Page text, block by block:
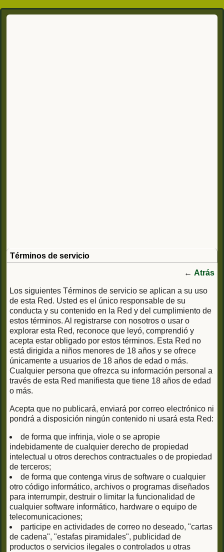
Términos de servicio
← Atrás
Los siguientes Términos de servicio se aplican a su uso
de esta Red. Usted es el único responsable de su
conducta y su contenido en la Red y del cumplimiento de
estos términos. Al registrarse con nosotros o usar o
explorar esta Red, reconoce que leyó, comprendió y
acepta estar obligado por estos términos. Esta Red no
está dirigida a niños menores de 18 años y se ofrece
únicamente a usuarios de 18 años de edad o más.
Cualquier persona que ofrezca su información personal a
través de esta Red manifiesta que tiene 18 años de edad
o más.
Acepta que no publicará, enviará por correo electrónico ni
pondrá a disposición ningún contenido ni usará esta Red:
de forma que infrinja, viole o se apropie
indebidamente de cualquier derecho de propiedad
intelectual u otros derechos contractuales o de propiedad
de terceros;
de forma que contenga virus de software o cualquier
otro código informático, archivos o programas diseñados
para interrumpir, destruir o limitar la funcionalidad de
cualquier software informático, hardware o equipo de
telecomunicaciones;
participe en actividades de correo no deseado, "cartas
de cadena", "estafas piramidales", publicidad de
productos o servicios ilegales o controlados u otras